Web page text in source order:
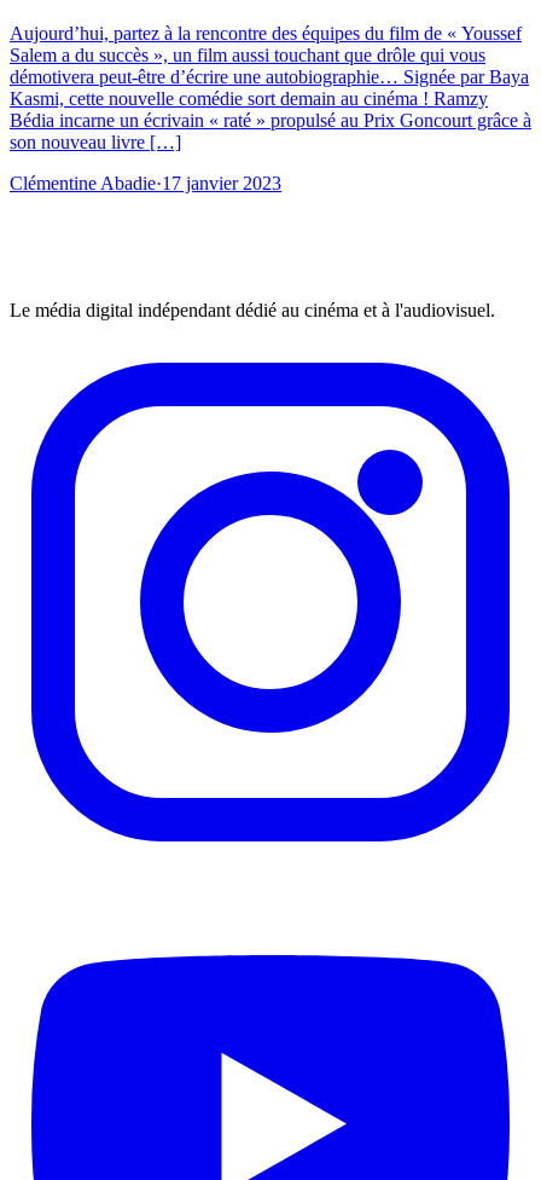
Aujourd’hui, partez à la rencontre des équipes du film de « Youssef
Salem a du succès », un film aussi touchant que drôle qui vous
démotivera peut-être d’écrire une autobiographie… Signée par Baya
Kasmi, cette nouvelle comédie sort demain au cinéma ! Ramzy
Bédia incarne un écrivain « raté » propulsé au Prix Goncourt grâce à
son nouveau livre […]
Clémentine Abadie·17 janvier 2023
Le média digital indépendant dédié au cinéma et à l'audiovisuel.